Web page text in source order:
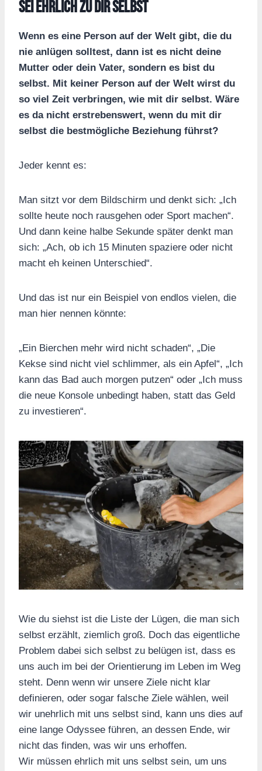
Sei ehrlich zu dir selbst
Wenn es eine Person auf der Welt gibt, die du
nie anlügen solltest, dann ist es nicht deine
Mutter oder dein Vater, sondern es bist du
selbst. Mit keiner Person auf der Welt wirst du
so viel Zeit verbringen, wie mit dir selbst. Wäre
es da nicht erstrebenswert, wenn du mit dir
selbst die bestmögliche Beziehung führst?
Jeder kennt es:
Man sitzt vor dem Bildschirm und denkt sich: „Ich
sollte heute noch rausgehen oder Sport machen“.
Und dann keine halbe Sekunde später denkt man
sich: „Ach, ob ich 15 Minuten spaziere oder nicht
macht eh keinen Unterschied“.
Und das ist nur ein Beispiel von endlos vielen, die
man hier nennen könnte:
„Ein Bierchen mehr wird nicht schaden“, „Die
Kekse sind nicht viel schlimmer, als ein Apfel“, „Ich
kann das Bad auch morgen putzen“ oder „Ich muss
die neue Konsole unbedingt haben, statt das Geld
zu investieren“.
Wie du siehst ist die Liste der Lügen, die man sich
selbst erzählt, ziemlich groß. Doch das eigentliche
Problem dabei sich selbst zu belügen ist, dass es
uns auch im bei der Orientierung im Leben im Weg
steht. Denn wenn wir unsere Ziele nicht klar
definieren, oder sogar falsche Ziele wählen, weil
wir unehrlich mit uns selbst sind, kann uns dies auf
eine lange Odyssee führen, an dessen Ende, wir
nicht das finden, was wir uns erhoffen.
Wir müssen ehrlich mit uns selbst sein, um uns